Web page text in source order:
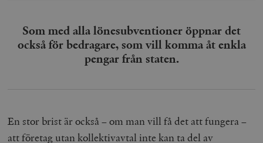
Som med alla lönesubventioner öppnar det
också för bedragare, som vill komma åt enkla
pengar från staten.
En stor brist är också – om man vill få det att fungera –
att företag utan kollektivavtal inte kan ta del av